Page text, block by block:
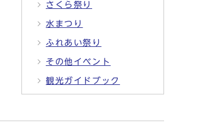
さくら祭り
水まつり
ふれあい祭り
その他イベント
観光ガイドブック